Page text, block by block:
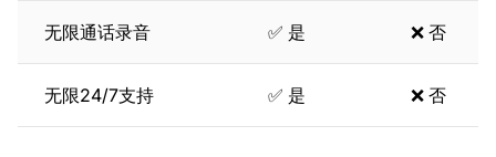
无限通话录音 ✅ 是 ❌ 否
无限24/7支持 ✅ 是 ❌ 否